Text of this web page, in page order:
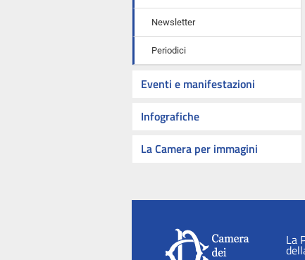
Newsletter
Periodici
Eventi e manifestazioni
Infografiche
La Camera per immagini
La